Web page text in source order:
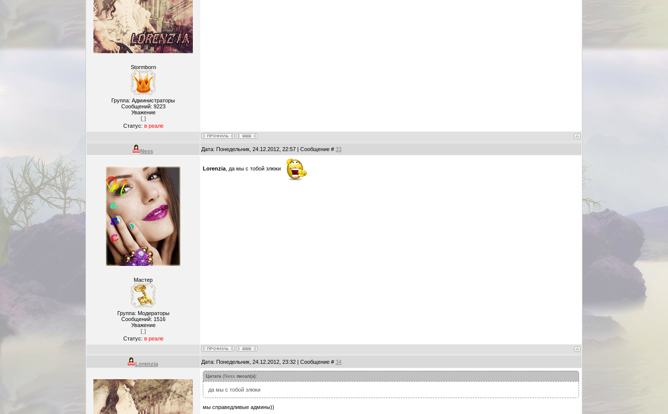
Stormborn
Группа: Администраторы
Сообщений: 9223
Уважение
[ ]
Статус: в реале
Ness Дата: Понедельник, 24.12.2012, 22:57 | Сообщение # 33
Мастер
Группа: Модераторы
Сообщений: 1516
Уважение
[ ]
Статус: в реале
Lorenzia , да мы с тобой злюки
Lorenzia Дата: Понедельник, 24.12.2012, 23:32 | Сообщение # 34
Цитата (Ness писал(а):
да мы с тобой злюки
мы справедливые админы))